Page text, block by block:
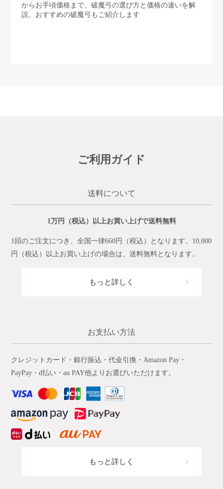
からお手頃価格まで、破魔弓の選び方と価格の違いを解
説。おすすめの破魔弓もご紹介します
ご利用ガイド
送料について
1万円（税込）以上お買い上げで送料無料
1回のご注文につき、全国一律660円（税込）となります。10,000
円（税込）以上お買い上げの場合は、送料無料となります。
もっと詳しく
お支払い方法
クレジットカード・銀行振込・代金引換・Amazon Pay・
PayPay・d払い・au PAY他よりお選びいただけます。
もっと詳しく